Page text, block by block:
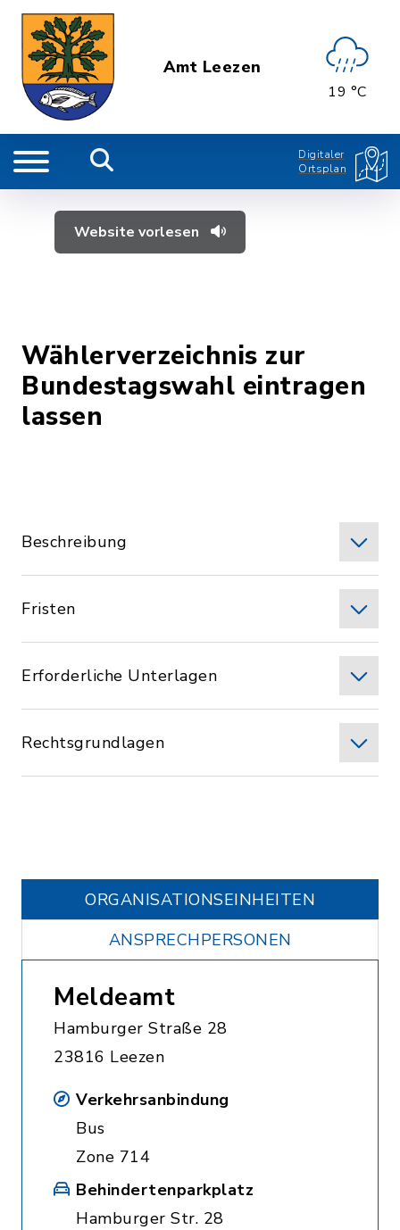
Amt Leezen
19 °C
Digitaler
Ortsplan
Website vorlesen
Wählerverzeichnis zur
Bundestagswahl eintragen
lassen
Beschreibung
Fristen
Erforderliche Unterlagen
Rechtsgrundlagen
ORGANISATIONS­EINHEITEN
ANSPRECHPERSONEN
Meldeamt
Hamburger Straße 28
23816 Leezen
Verkehrsanbindung
Bus
Zone 714
Behindertenparkplatz
Hamburger Str. 28